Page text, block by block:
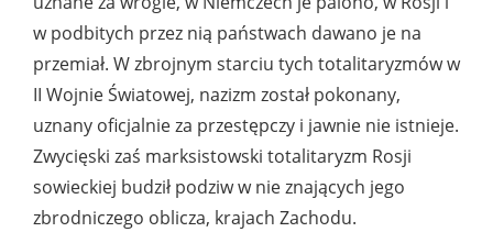
w podbitych przez nią państwach dawano je na
przemiał. W zbrojnym starciu tych totalitaryzmów w
II Wojnie Światowej, nazizm został pokonany,
uznany oficjalnie za przestępczy i jawnie nie istnieje.
Zwycięski zaś marksistowski totalitaryzm Rosji
sowieckiej budził podziw w nie znających jego
zbrodniczego oblicza, krajach Zachodu.